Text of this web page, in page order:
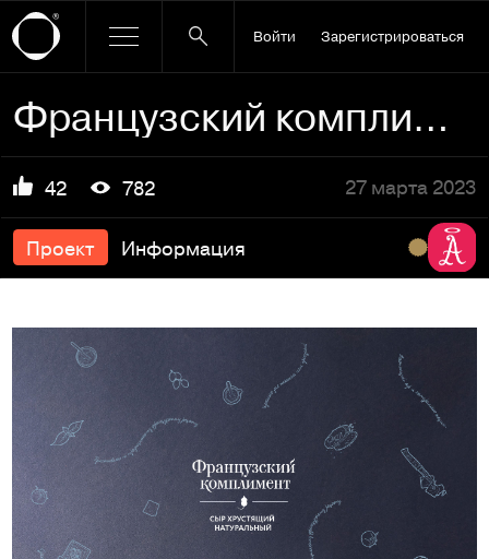
Войти Зарегистрироваться
Французский комплимент
42 782 27 марта 2023
Проект Информация